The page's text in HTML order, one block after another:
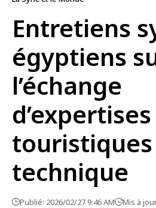
Entretiens
égyptiens
l’échange
d’expertises
technique
Publié: 2026/02/27 9:46 AM Mis à